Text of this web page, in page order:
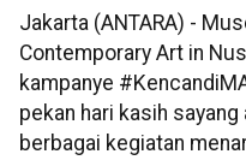
Jakarta (ANTARA) -
Contemporary Art in
kampanye
pekan hari kasih
berbagai kegiatan